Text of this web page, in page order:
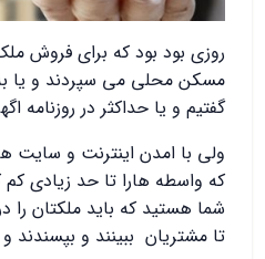
روزی بود بود که برای فروش
مسکن محلی می سپردند و یا
گفتیم و یا حداکثر در روزنامه
ولی با امدن اینترنت و سایت
که واسطه هارا تا حد زیادی
شما هستید که باید ملکتان را
تا مشتریان ببینند و بپسندند